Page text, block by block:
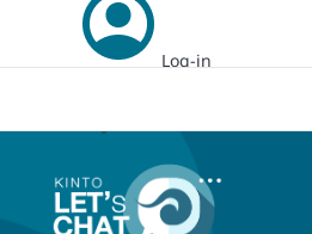
Log-in